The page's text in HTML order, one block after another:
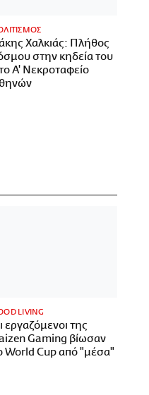
Χαλκιάς: Πλήθος
στην κηδεία του
Α' Νεκροταφείο
LIVING
εργαζόμενοι της
Gaming βίωσαν
World Cup από "μέσα"